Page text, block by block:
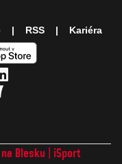
Blesku
iSport
RSS Kariéra